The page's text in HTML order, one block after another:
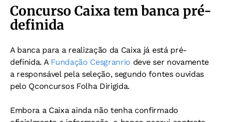
Concurso Caixa tem banca pré-
definida
A banca para a realização da Caixa já está pré-
definida. A Fundação Cesgranrio deve ser novamente
a responsável pela seleção, segundo fontes ouvidas
pelo Qconcursos Folha Dirigida.
Embora a Caixa ainda não tenha confirmado